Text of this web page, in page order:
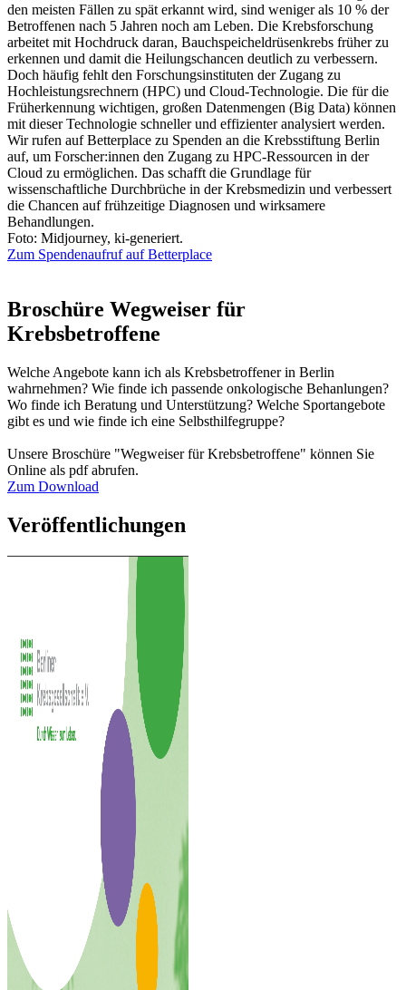
den meisten Fällen zu spät erkannt wird, sind weniger als 10 % der
Betroffenen nach 5 Jahren noch am Leben. Die Krebsforschung
arbeitet mit Hochdruck daran, Bauchspeicheldrüsenkrebs früher zu
erkennen und damit die Heilungschancen deutlich zu verbessern.
Doch häufig fehlt den Forschungsinstituten der Zugang zu
Hochleistungsrechnern (HPC) und Cloud-Technologie. Die für die
Früherkennung wichtigen, großen Datenmengen (Big Data) können
mit dieser Technologie schneller und effizienter analysiert werden.
Wir rufen auf Betterplace zu Spenden an die Krebsstiftung Berlin
auf, um Forscher:innen den Zugang zu HPC-Ressourcen in der
Cloud zu ermöglichen. Das schafft die Grundlage für
wissenschaftliche Durchbrüche in der Krebsmedizin und verbessert
die Chancen auf frühzeitige Diagnosen und wirksamere
Behandlungen.
Foto: Midjourney, ki-generiert.
Zum Spendenaufruf auf Betterplace
Broschüre Wegweiser für
Krebsbetroffene
Welche Angebote kann ich als Krebsbetroffener in Berlin
wahrnehmen? Wie finde ich passende onkologische Behanlungen?
Wo finde ich Beratung und Unterstützung? Welche Sportangebote
gibt es und wie finde ich eine Selbsthilfegruppe?
Unsere Broschüre "Wegweiser für Krebsbetroffene" können Sie
Online als pdf abrufen.
Zum Download
Veröffentlichungen